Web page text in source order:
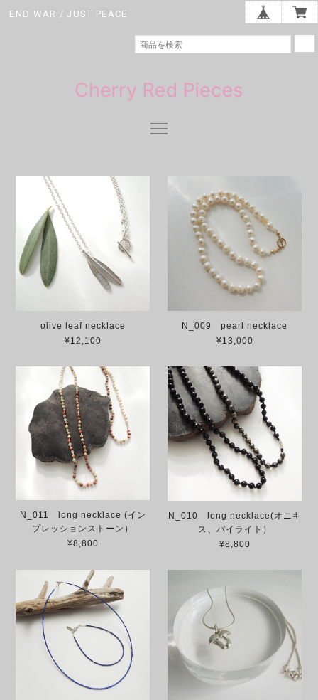
END WAR / JUST PEACE
olive leaf necklace
¥12,100
N_009 pearl necklace
¥13,000
N_011 long necklace (イン
プレッションストーン）
¥8,800
N_010 long necklace(オニキ
ス、パイライト）
¥8,800